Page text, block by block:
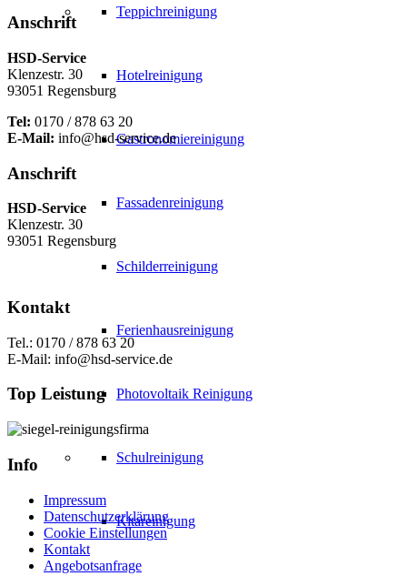
Teppichreinigung
Hotelreinigung
Gastronomiereinigung
Fassadenreinigung
Schilderreinigung
Ferienhausreinigung
Photovoltaik Reinigung
Schulreinigung
Kitareinigung
Anschrift
HSD-Service
Klenzestr. 30
93051 Regensburg
Tel: 0170 / 878 63 20
E-Mail: info@hsd-service.de
Anschrift
HSD-Service
Klenzestr. 30
93051 Regensburg
Kontakt
Tel.: 0170 / 878 63 20
E-Mail: info@hsd-service.de
Top Leistung
Info
Impressum
Datenschutzerklärung
Cookie Einstellungen
Kontakt
Angebotsanfrage